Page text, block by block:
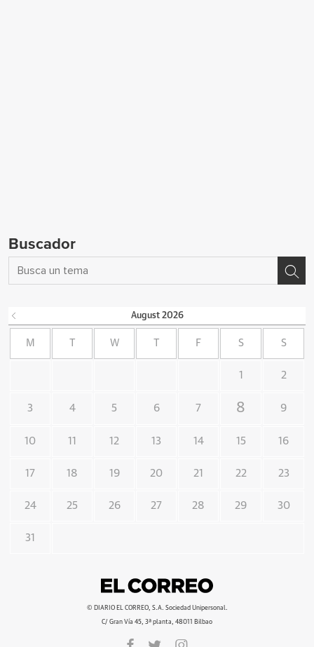
Buscador
August 2026
M W F S S
1 2
3 4 5 6 7 8 9
10 11 12 13 14 15 16
17 18 19 20 21 22 23
24 25 26 27 28 29 30
31
© DIARIO EL CORREO, S.A. Sociedad Unipersonal.
C/ Gran Vía 45, 3ª planta, 48011 Bilbao